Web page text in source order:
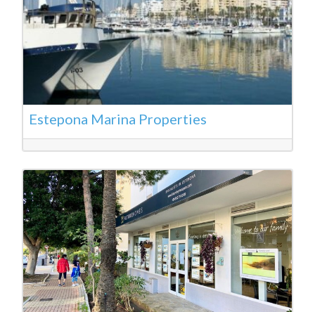
Estepona Marina Properties